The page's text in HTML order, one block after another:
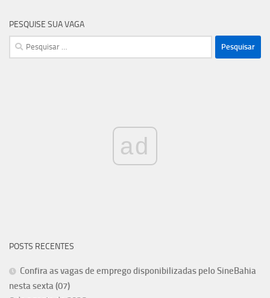
PESQUISE SUA VAGA
Pesquisar
por:
ad
POSTS RECENTES
Confira as vagas de emprego disponibilizadas pelo SineBahia
nesta sexta (07)